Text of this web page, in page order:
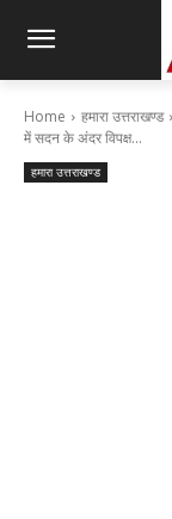
Home हमारा उत्तराखण्ड
में सदन के अंदर विपक्ष...
हमारा उत्तराखण्ड